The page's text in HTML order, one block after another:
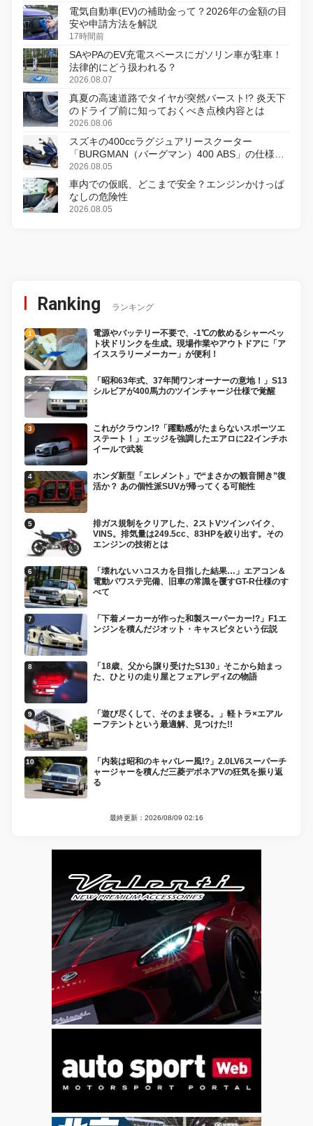
電気自動車(EV)の補助金って？2026年の金額の目
安や申請方法を解説
17時間前
SAやPAのEV充電スペースにガソリン車が駐車！
法律的にどう扱われる？
2026.08.07
真夏の高速道路でタイヤが突然バースト!? 炎天下
のドライブ前に知っておくべき点検内容とは
2026.08.06
スズキの400ccラグジュアリースクーター
「BURGMAN（バーグマン）400 ABS」の仕様を
変更し、8月18日に発売
2026.08.05
車内での仮眠、どこまで安全？エンジンかけっぱ
なしの危険性
2026.08.05
Ranking ランキング
電源やバッテリー不要で、-1℃の飲めるシャーベッ
ト状ドリンクを生成。現場作業やアウトドアに「ア
イススラリーメーカー」が便利！
「昭和63年式、37年間ワンオーナーの意地！」S13
シルビアが400馬力のツインチャージ仕様で覚醒
これがクラウン!?「躍動感がたまらないスポーツエ
ステート！」エッジを強調したエアロに22インチホ
イールで武装
ホンダ新型「エレメント」で“まさかの観音開き”復
活か？ あの個性派SUVが帰ってくる可能性
排ガス規制をクリアした、2ストVツインバイク、
VINS。排気量は249.5cc、83HPを絞り出す。その
エンジンの技術とは
「壊れないハコスカを目指した結果…」エアコン＆
電動パワステ完備、旧車の常識を覆すGT-R仕様のす
べて
「下着メーカーが作った和製スーパーカー!?」F1エ
ンジンを積んだジオット・キャスピタという伝説
「18歳、父から譲り受けたS130」そこから始まっ
た、ひとりの走り屋とフェアレディZの物語
「遊び尽くして、そのまま寝る。」軽トラ×エアル
ーフテントという最適解、見つけた!!
「内装は昭和のキャバレー風!?」2.0LV6スーパーチ
ャージャーを積んだ三菱デボネアVの狂気を振り返
る
最終更新：2026/08/09 02:16